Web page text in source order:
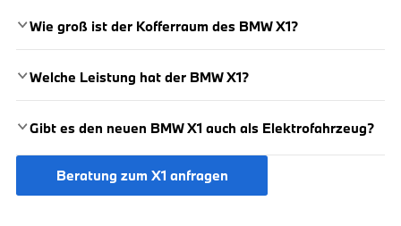
Wie groß ist der Kofferraum des BMW X1?
Welche Leistung hat der BMW X1?
Gibt es den neuen BMW X1 auch als Elektrofahrzeug?
Beratung zum X1 anfragen